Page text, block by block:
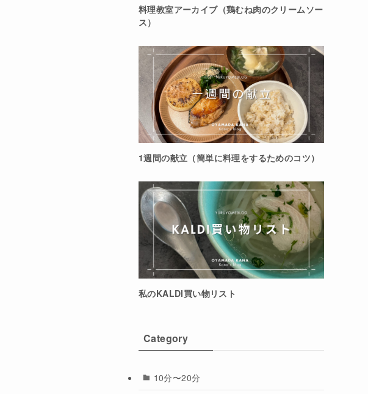
料理教室アーカイブ（鶏むね肉のクリームソー
ス）
1週間の献立（簡単に料理をするためのコツ）
私のKALDI買い物リスト
Category
10分〜20分